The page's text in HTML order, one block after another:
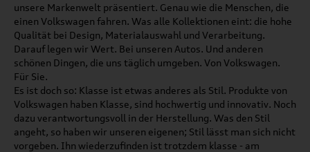
unsere Markenwelt präsentiert. Genau wie die Menschen, die
einen Volkswagen fahren. Was alle Kollektionen eint: die hohe
Qualität bei Design, Materialauswahl und Verarbeitung.
Darauf legen wir Wert. Bei unseren Autos. Und anderen
schönen Dingen, die uns täglich umgeben. Von Volkswagen.
Für Sie.
Es ist doch so: Klasse ist etwas anderes als Stil. Produkte von
Volkswagen haben Klasse, sind hochwertig und innovativ. Noch
dazu verantwortungsvoll in der Herstellung. Was den Stil
angeht, so haben wir unseren eigenen; Stil lässt man sich nicht
vorgeben. Ihn wiederzufinden ist trotzdem klasse - am